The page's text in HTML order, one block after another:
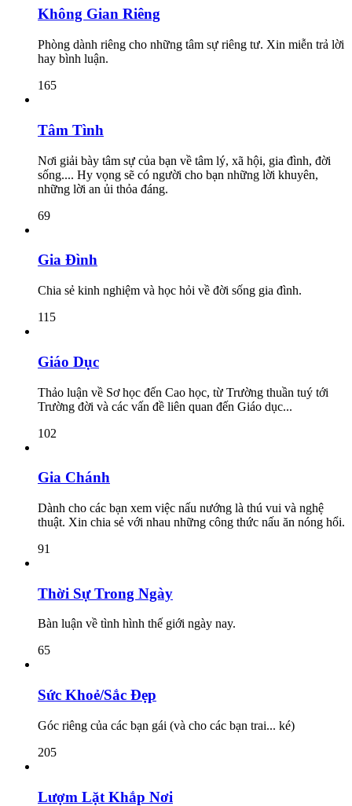
Không Gian Riêng
Phòng dành riêng cho những tâm sự riêng tư. Xin miễn trả lời
hay bình luận.
165
Tâm Tình
Nơi giải bày tâm sự của bạn về tâm lý, xã hội, gia đình, đời
sống.... Hy vọng sẽ có người cho bạn những lời khuyên,
những lời an ủi thỏa đáng.
69
Gia Đình
Chia sẻ kinh nghiệm và học hỏi về đời sống gia đình.
115
Giáo Dục
Thảo luận về Sơ học đến Cao học, từ Trường thuần tuý tới
Trường đời và các vấn đề liên quan đến Giáo dục...
102
Gia Chánh
Dành cho các bạn xem việc nấu nướng là thú vui và nghệ
thuật. Xin chia sẻ với nhau những công thức nấu ăn nóng hổi.
91
Thời Sự Trong Ngày
Bàn luận về tình hình thế giới ngày nay.
65
Sức Khoẻ/Sắc Đẹp
Góc riêng của các bạn gái (và cho các bạn trai... ké)
205
Lượm Lặt Khắp Nơi